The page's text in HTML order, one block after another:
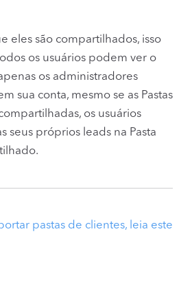
eles são compartilhados, isso
os usuários podem ver o
os administradores
sua conta, mesmo se as Pastas
os usuários
seus próprios leads na Pasta
pastas de clientes, leia este